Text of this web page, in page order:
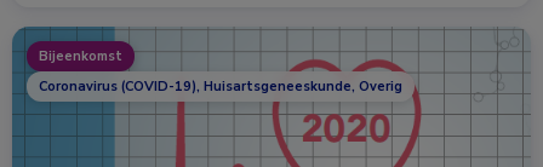
Bijeenkomst
Coronavirus (COVID-19), Huisartsgeneeskunde, Overig